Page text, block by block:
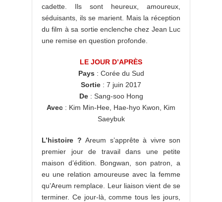
cadette. Ils sont heureux, amoureux,
séduisants, ils se marient. Mais la réception
du film à sa sortie enclenche chez Jean Luc
une remise en question profonde.
LE JOUR D’APRÈS
Pays : Corée du Sud
Sortie : 7 juin 2017
De: Sang-soo Hong
Avec : Kim Min-Hee, Hae-hyo Kwon, Kim
Saeybuk
L’histoire ? Areum s’apprête à vivre son
premier jour de travail dans une petite
maison d’édition. Bongwan, son patron, a
eu une relation amoureuse avec la femme
qu’Areum remplace. Leur liaison vient de se
terminer. Ce jour-là, comme tous les jours,